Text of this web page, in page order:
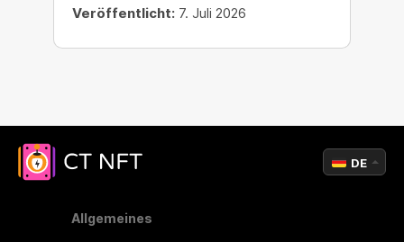
Veröffentlicht: 7. Juli 2026
Allgemeines
DE